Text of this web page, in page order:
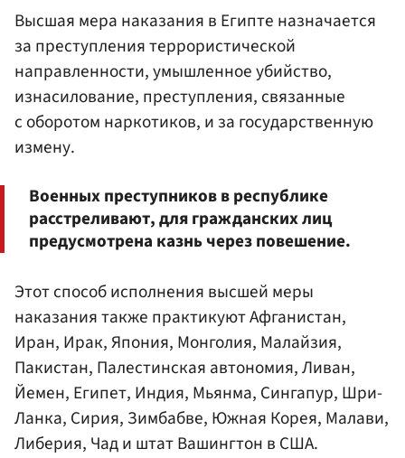
Высшая мера наказания в Египте назначается
за преступления террористической
направленности, умышленное убийство,
изнасилование, преступления, связанные
с оборотом наркотиков, и за государственную
измену.
Военных преступников в республике
расстреливают, для гражданских лиц
предусмотрена казнь через повешение.
Этот способ исполнения высшей меры
наказания также практикуют Афганистан,
Иран, Ирак, Япония, Монголия, Малайзия,
Пакистан, Палестинская автономия, Ливан,
Йемен, Египет, Индия, Мьянма, Сингапур, Шри-
Ланка, Сирия, Зимбабве, Южная Корея, Малави,
Либерия, Чад и штат Вашингтон в США.